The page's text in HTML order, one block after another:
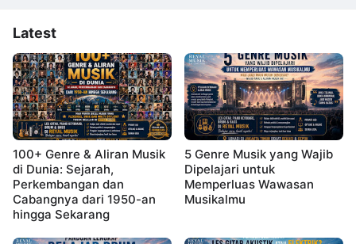
Latest
100+ Genre & Aliran Musik
di Dunia: Sejarah,
Perkembangan dan
Cabangnya dari 1950-an
hingga Sekarang
5 Genre Musik yang Wajib
Dipelajari untuk
Memperluas Wawasan
Musikalmu